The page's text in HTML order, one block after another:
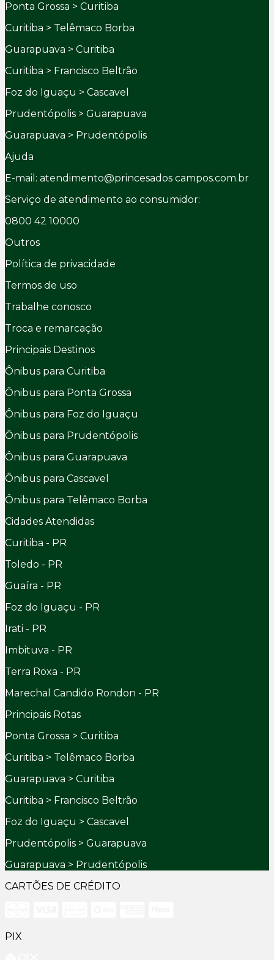
Ponta Grossa > Curitiba
Curitiba > Telêmaco Borba
Guarapuava > Curitiba
Curitiba > Francisco Beltrão
Foz do Iguaçu > Cascavel
Prudentópolis > Guarapuava
Guarapuava > Prudentópolis
Ajuda
E-mail: atendimento@princesados campos.com.br
Serviço de atendimento ao consumidor:
0800 42 10000
Outros
Política de privacidade
Termos de uso
Trabalhe conosco
Troca e remarcação
Principais Destinos
Ônibus para Curitiba
Ônibus para Ponta Grossa
Ônibus para Foz do Iguaçu
Ônibus para Prudentópolis
Ônibus para Guarapuava
Ônibus para Cascavel
Ônibus para Telêmaco Borba
Cidades Atendidas
Curitiba - PR
Toledo - PR
Guaíra - PR
Foz do Iguaçu - PR
Irati - PR
Imbituva - PR
Terra Roxa - PR
Marechal Candido Rondon - PR
Principais Rotas
Ponta Grossa > Curitiba
Curitiba > Telêmaco Borba
Guarapuava > Curitiba
Curitiba > Francisco Beltrão
Foz do Iguaçu > Cascavel
Prudentópolis > Guarapuava
Guarapuava > Prudentópolis
CARTÕES DE CRÉDITO
PIX